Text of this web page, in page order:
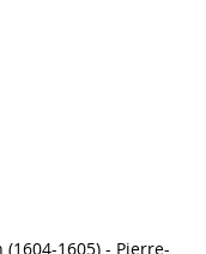
1605) - Pierre-